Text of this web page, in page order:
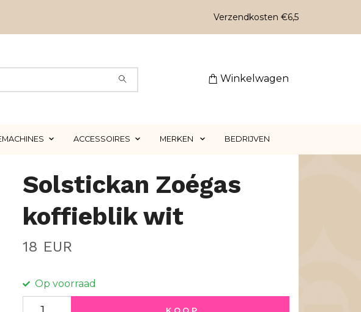
Verzendkosten €6,5
Winkelwagen
ACCESSOIRES MERKEN BEDRIJVEN
Solstickan Zoégas
koffieblik wit
18 EUR
Op voorraad